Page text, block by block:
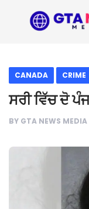
CANADA CRIME
ਸਰੀ ਵਿੱਚ ਦੋ
BY GTA NEWS MEDIA